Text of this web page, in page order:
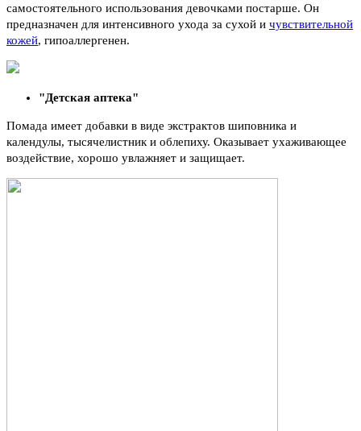
самостоятельного использования девочками постарше. Он
предназначен для интенсивного ухода за сухой и чувствительной
кожей, гипоаллергенен.
"Детская аптека"
Помада имеет добавки в виде экстрактов шиповника и
календулы, тысячелистник и облепиху. Оказывает ухаживающее
воздействие, хорошо увлажняет и защищает.